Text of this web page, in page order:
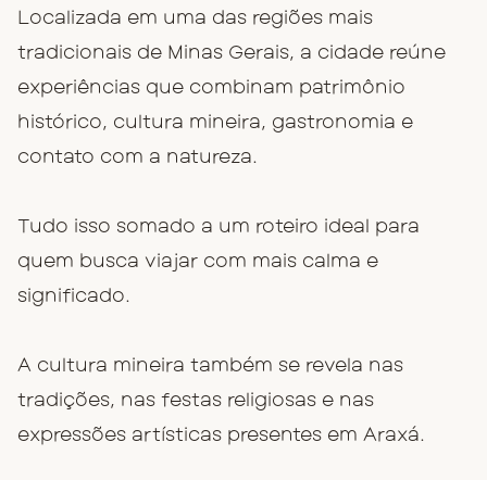
Localizada em uma das regiões mais
tradicionais de Minas Gerais, a cidade reúne
experiências que combinam patrimônio
histórico, cultura mineira, gastronomia e
contato com a natureza.
Tudo isso somado a um roteiro ideal para
quem busca viajar com mais calma e
significado.
A cultura mineira também se revela nas
tradições, nas festas religiosas e nas
expressões artísticas presentes em Araxá.